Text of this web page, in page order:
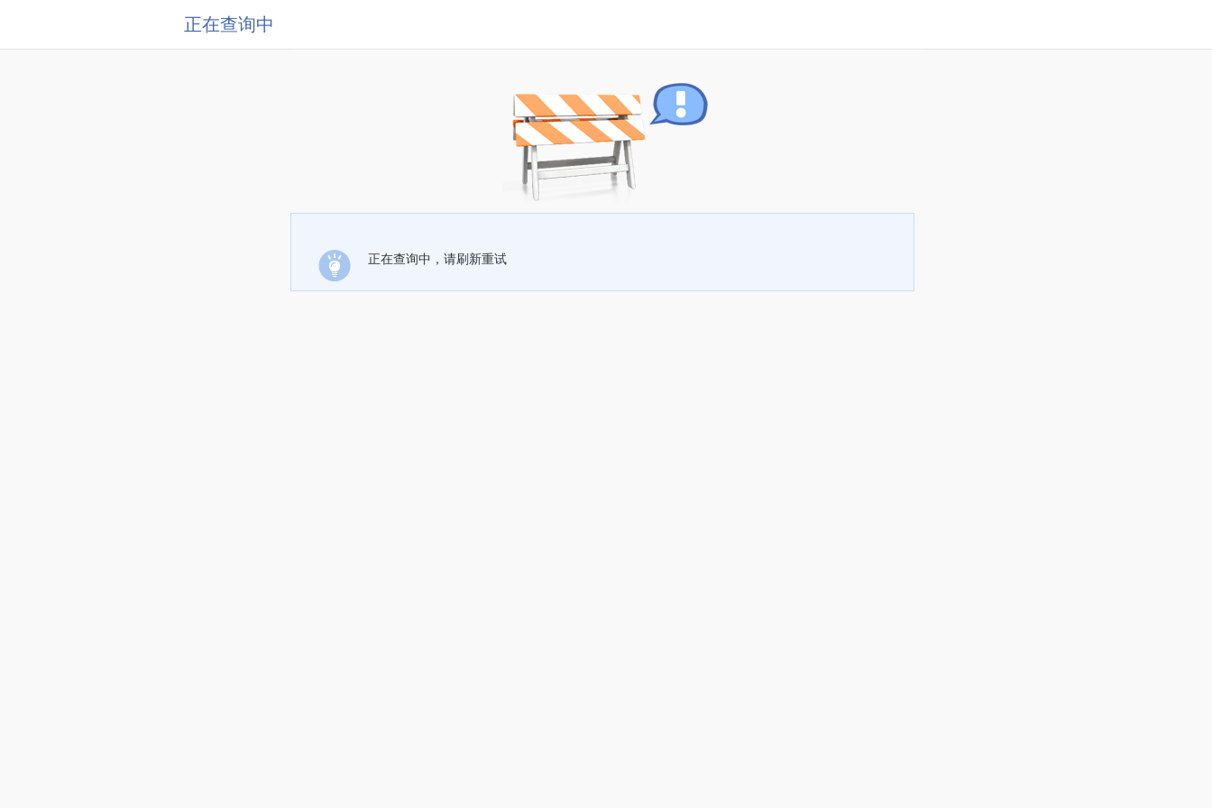
正在查询中
正在查询中，请刷新重试